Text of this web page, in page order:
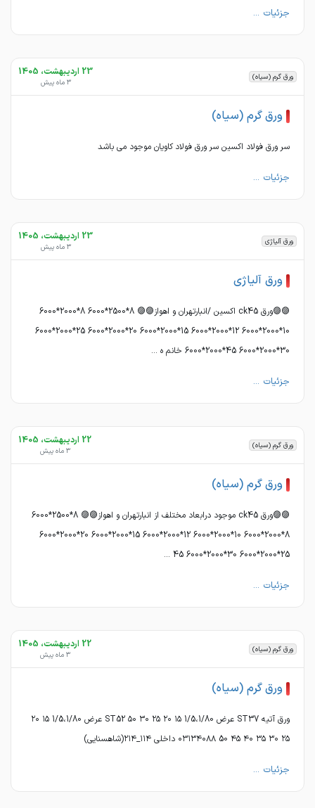
جزئیات ...
ورق گرم (سیاه) 23 اردیبهشت، 1405
3 ماه پیش
ورق گرم (سیاه)
سر ورق فولاد اکسین سر ورق فولاد کاویان موجود می باشد
جزئیات ...
ورق آلیاژی 23 اردیبهشت، 1405
3 ماه پیش
ورق آلیاژی
🟣🟣ورق ck45 اکسین /انبارتهران و اهواز🟣🟣 8*2500*6000 8*2000*6000
10*2000*6000 12*2000*6000 15*2000*6000 20*2000*6000 25*2000*6000
30*2000*6000 45*2000*6000 خانم ه ...
جزئیات ...
ورق گرم (سیاه) 22 اردیبهشت، 1405
3 ماه پیش
ورق گرم (سیاه)
🟣🟣ورق ck45 موجود درابعاد مختلف از انبارتهران و اهواز🟣🟣 8*2500*6000
8*2000*6000 10*2000*6000 12*2000*6000 15*2000*6000 20*2000*6000
25*2000*6000 30*2000*6000 45 ...
جزئیات ...
ورق گرم (سیاه) 22 اردیبهشت، 1405
3 ماه پیش
ورق گرم (سیاه)
ورق آتیه ST37 عرض 1/5،1/80 ۱۵ ۲۰ ۲۵ ۳۰ ۵۰ ST52 عرض 1/5،1/80 ۱۵ ۲۰
۲۵ ۳۰ ۳۵ ۴۰ ۴۵ 50 ۰۳۱۳۴۰۸۸ داخلی ۱۱۴_۲۱۴(شاهسنایی)
جزئیات ...